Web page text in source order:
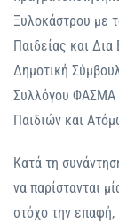
Ξυλοκάστρου με
Παιδείας και
Δημοτική
Συλλόγου ΦΑΣΜΑ
Παιδιών και
Κατά τη
να παρίστανται
στόχο την επαφή,